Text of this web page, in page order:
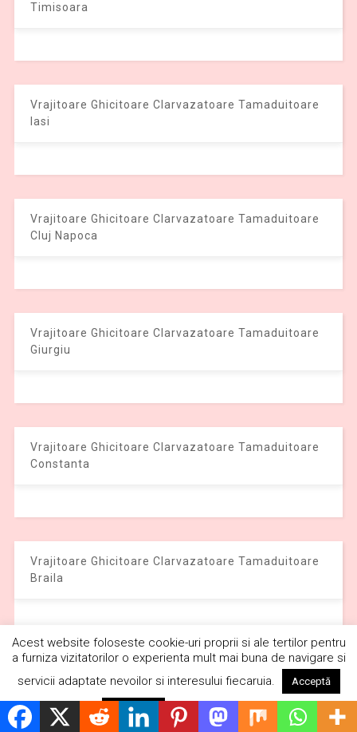
Timisoara
Vrajitoare Ghicitoare Clarvazatoare Tamaduitoare
Iasi
Vrajitoare Ghicitoare Clarvazatoare Tamaduitoare
Cluj Napoca
Vrajitoare Ghicitoare Clarvazatoare Tamaduitoare
Giurgiu
Vrajitoare Ghicitoare Clarvazatoare Tamaduitoare
Constanta
Vrajitoare Ghicitoare Clarvazatoare Tamaduitoare
Braila
Vrajitoare Ghicitoare Clarvazatoare Tamaduitoare
Acest website foloseste cookie-uri proprii si ale tertilor pentru
a furniza vizitatorilor o experienta mult mai buna de navigare si
servicii adaptate nevoilor si interesului fiecaruia.
Acceptă
Respinge Citește mai mult